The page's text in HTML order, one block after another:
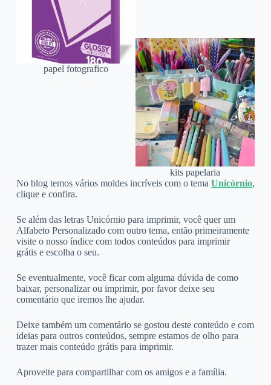
papel fotografico
kits papelaria
No blog temos vários moldes incríveis com o tema Unicórnio,
clique e confira.
Se além das letras Unicórnio para imprimir, você quer um
Alfabeto Personalizado com outro tema, então primeiramente
visite o nosso índice com todos conteúdos para imprimir
grátis e escolha o seu.
Se eventualmente, você ficar com alguma dúvida de como
baixar, personalizar ou imprimir, por favor deixe seu
comentário que iremos lhe ajudar.
Deixe também um comentário se gostou deste conteúdo e com
ideias para outros conteúdos, sempre estamos de olho para
trazer mais conteúdo grátis para imprimir.
Aproveite para compartilhar com os amigos e a família.